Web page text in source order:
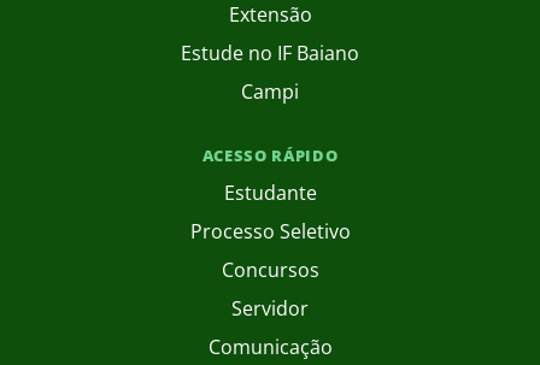
Extensão
Estude no IF Baiano
Campi
ACESSO RÁPIDO
Estudante
Processo Seletivo
Concursos
Servidor
Comunicação